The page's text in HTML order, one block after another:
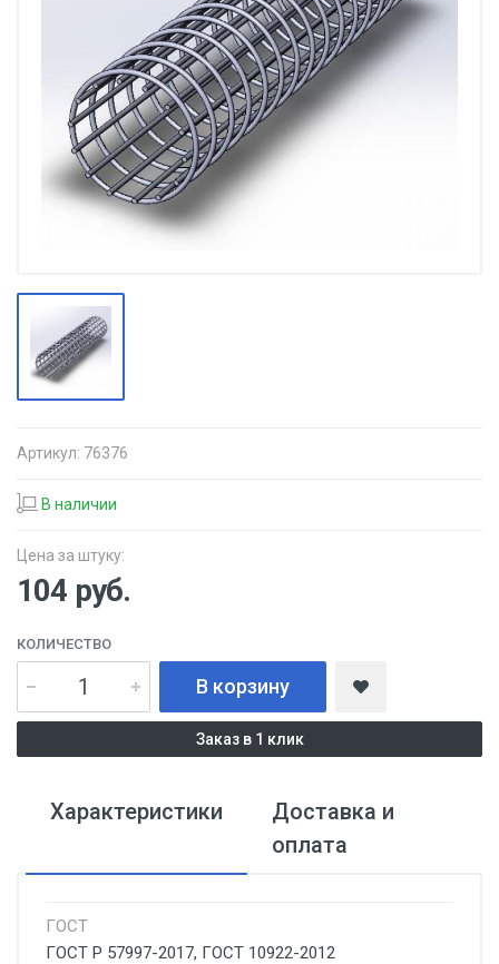
Артикул: 76376
В наличии
Цена за штуку:
104 руб.
КОЛИЧЕСТВО
В корзину
Заказ в 1 клик
Характеристики
Доставка и
оплата
ГОСТ
ГОСТ Р 57997-2017, ГОСТ 10922-2012